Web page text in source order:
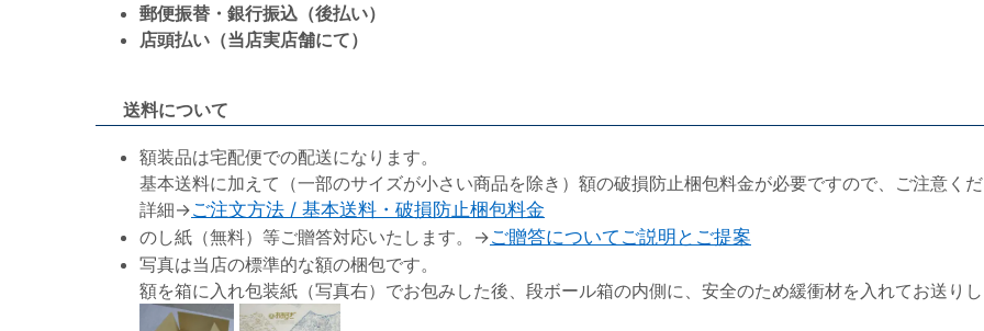
郵便振替・銀行振込（後払い）
店頭払い（当店実店舗にて）
送料について
額装品は宅配便での配送になります。
基本送料に加えて（一部のサイズが小さい商品を除き）額の破損防止梱包料金が必要ですので、ご注意くだ
詳細→ご注文方法 / 基本送料・破損防止梱包料金
のし紙（無料）等ご贈答対応いたします。→ご贈答についてご説明とご提案
写真は当店の標準的な額の梱包です。
額を箱に入れ包装紙（写真右）でお包みした後、段ボール箱の内側に、安全のため緩衝材を入れてお送りし